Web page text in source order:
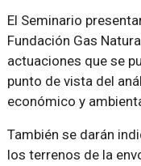
El Seminario
Fundación Gas
actuaciones que se
punto de vista del
económico y
También se darán
los terrenos de la